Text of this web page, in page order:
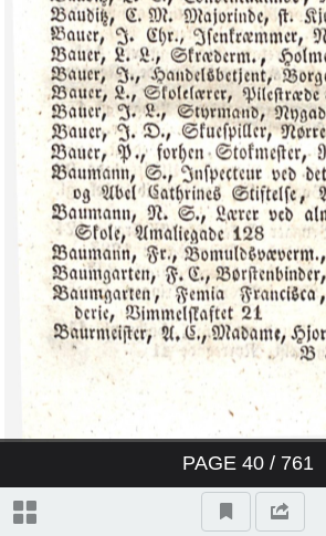
PAGE 40/ 761
‎D:\Kraks vejvisere\Kraks Vejviser
1835\Image00005.tif‎
‎D:\Kraks vejvisere\Kraks Vejviser
1835\Image00006.tif‎
‎D:\Kraks vejvisere\Kraks Vejviser
1835\Image00007.tif‎
‎D:\Kraks vejvisere\Kraks Vejviser
1835\Image00008.tif‎
‎D:\Kraks vejvisere\Kraks Vejviser
1835\Image00009.tif‎
‎D:\Kraks vejvisere\Kraks Vejviser